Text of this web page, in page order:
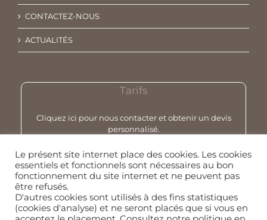
CONTACTEZ-NOUS
ACTUALITÉS
Tarifs
Cliquez ici pour nous contacter et obtenir un devis
personnalisé.
INFRES | Tous droits réservés |Mentions Légales| Création &
Le présent site internet place des cookies. Les cookies
essentiels et fonctionnels sont nécessaires au bon
fonctionnement du site internet et ne peuvent pas
être refusés.
D'autres cookies sont utilisés à des fins statistiques
(cookies d'analyse) et ne seront placés que si vous en